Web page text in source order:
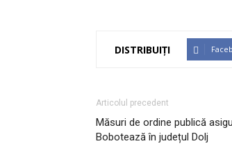
DISTRIBUIȚI
Articolul precedent
Măsuri de ordine publică
Bobotează în județul Dolj